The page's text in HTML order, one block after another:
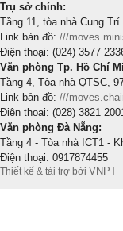
Trụ sở chính:
Tầng 11, tòa nhà Cung
Link bản đồ: ///
Điện thoại: (024) 3577
Văn phòng Tp. Hồ Chí
Tầng 4, Tòa nhà QTSC,
Link bản đồ: ///
Điện thoại: (028) 3821
Văn phòng Đà Nẵng:
Tầng 4 - Tòa nhà ICT1 -
Điện thoại: 0917874455
Thiết kế & tài trợ bởi VNPT